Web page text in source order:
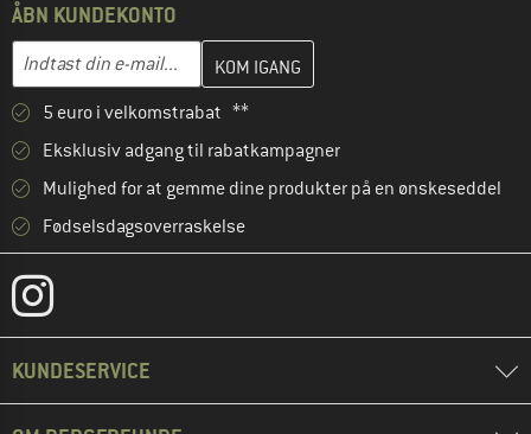
ÅBN KUNDEKONTO
E-mail-adresse
Indtast din e-mailadresse her, og opret i næste trin din
5 euro i velkomstrabat **
Eksklusiv adgang til rabatkampagner
Mulighed for at gemme dine produkter på en ønskeseddel
Fødselsdagsoverraskelse
KUNDESERVICE